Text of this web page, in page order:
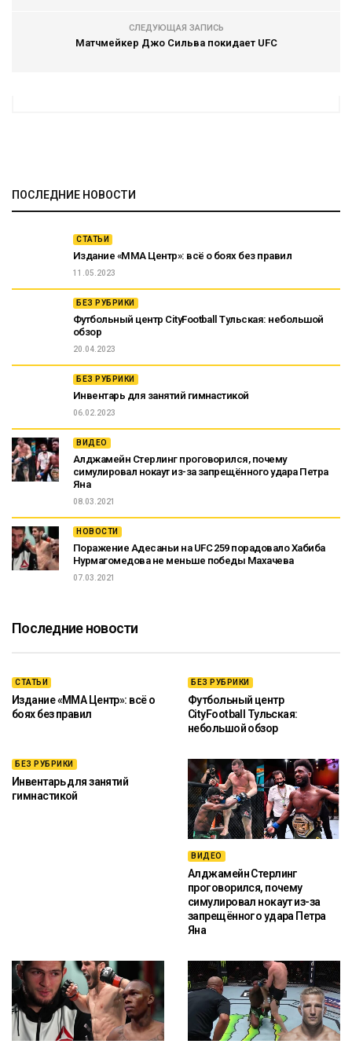
СЛЕДУЮЩАЯ ЗАПИСЬ
Матчмейкер Джо Сильва покидает UFC
ПОСЛЕДНИЕ НОВОСТИ
СТАТЬИ
Издание «ММА Центр»: всё о боях без правил
11.05.2023
БЕЗ РУБРИКИ
Футбольный центр CityFootball Тульская: небольшой
обзор
20.04.2023
БЕЗ РУБРИКИ
Инвентарь для занятий гимнастикой
06.02.2023
ВИДЕО
Алджамейн Стерлинг проговорился, почему
симулировал нокаут из-за запрещённого удара Петра
Яна
08.03.2021
НОВОСТИ
Поражение Адесаньи на UFC 259 порадовало Хабиба
Нурмагомедова не меньше победы Махачева
07.03.2021
Последние новости
СТАТЬИ
Издание «ММА Центр»: всё о
боях без правил
БЕЗ РУБРИКИ
Футбольный центр
CityFootball Тульская:
небольшой обзор
БЕЗ РУБРИКИ
Инвентарь для занятий
гимнастикой
ВИДЕО
Алджамейн Стерлинг
проговорился, почему
симулировал нокаут из-за
запрещённого удара Петра
Яна